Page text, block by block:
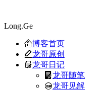
Long.Ge
博客首页
龙哥原创
龙哥日记
龙哥随笔
龙哥见解